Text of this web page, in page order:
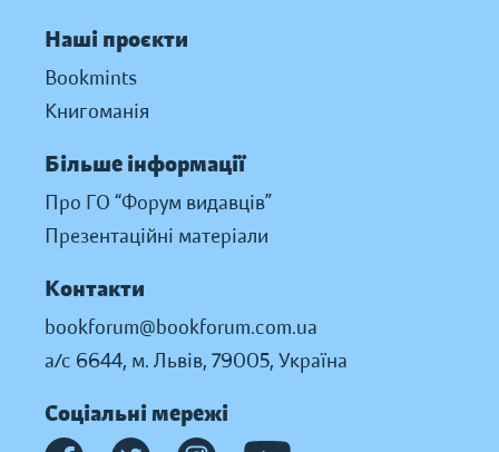
Наші проєкти
Bookmints
Книгоманія
Більше інформації
Про ГО “Форум видавців”
Презентаційні матеріали
Контакти
bookforum@bookforum.com.ua
а/с 6644, м. Львів, 79005, Україна
Соціальні мережі